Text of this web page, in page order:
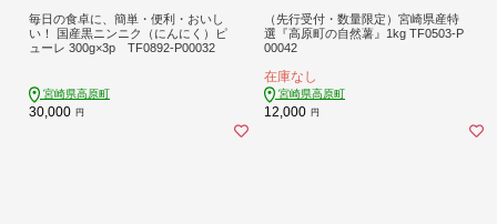
毎日の食卓に、簡単・便利・おいし
い！ 国産黒ニンニク（にんにく）ピ
ューレ 300g×3p TF0892-P00032
宮崎県高原町
30,000 円
（先行受付・数量限定）宮崎県産特
選『高原町の自然薯』1kg TF0503-P
00042
在庫なし
宮崎県高原町
12,000 円